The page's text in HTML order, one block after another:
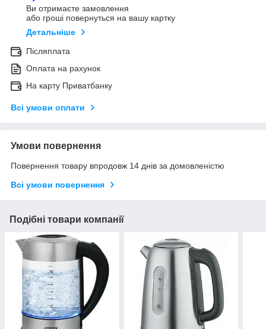
Ви отримаєте замовлення
або гроші повернуться на вашу картку
Детальніше
Післяплата
Оплата на рахунок
На карту Приватбанку
Всі умови оплати
Умови повернення
Повернення товару впродовж 14 днів за домовленістю
Всі умови повернення
Подібні товари компанії